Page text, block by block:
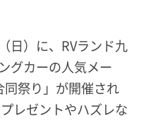
日）に、RVランド九
グカーの人気メー
祭り」が開催され
レゼントやハズレな